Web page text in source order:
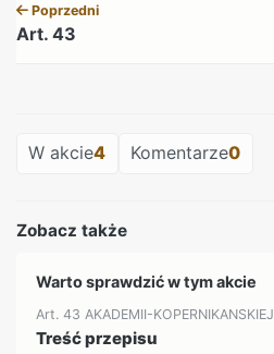
Poprzedni
Art. 43
W akcie4 Komentarze0
Zobacz także
Warto sprawdzić w tym akcie
Art. 43 AKADEMII-KOPERNIKANSKIEJ
Treść przepisu